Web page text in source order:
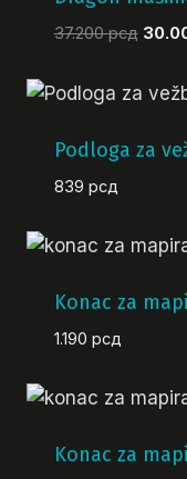
37.200рсд
Podloga za
839 рсд
Konac za
1.190 рсд
Konac za